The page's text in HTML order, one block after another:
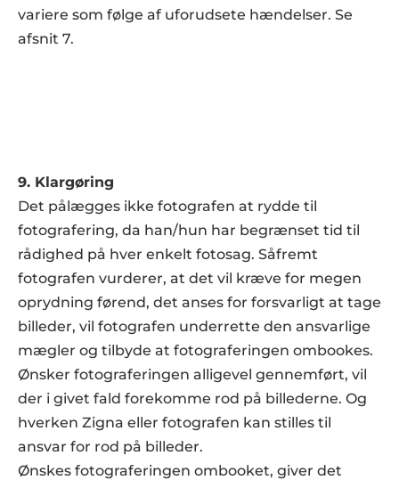
variere som følge af uforudsete hændelser. Se
afsnit 7.
9. Klargøring
Det pålægges ikke fotografen at rydde til
fotografering, da han/hun har begrænset tid til
rådighed på hver enkelt fotosag. Såfremt
fotografen vurderer, at det vil kræve for megen
oprydning førend, det anses for forsvarligt at tage
billeder, vil fotografen underrette den ansvarlige
mægler og tilbyde at fotograferingen ombookes.
Ønsker fotograferingen alligevel gennemført, vil
der i givet fald forekomme rod på billederne. Og
hverken Zigna eller fotografen kan stilles til
ansvar for rod på billeder.
Ønskes fotograferingen ombooket, giver det